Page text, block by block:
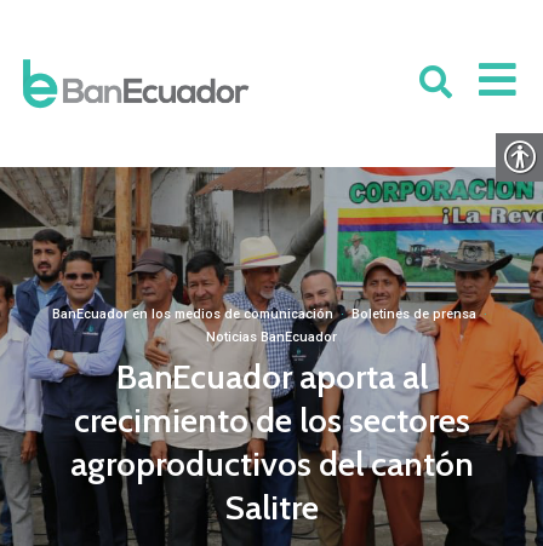
BanEcuador en los medios de comunicación·Boletines de prensa·
Noticias BanEcuador
BanEcuador aporta al
crecimiento de los sectores
agroproductivos del cantón
Salitre